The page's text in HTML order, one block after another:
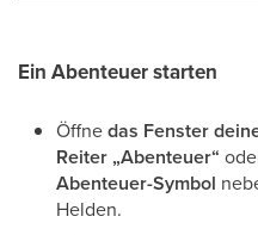
Ein Abenteuer starten
Öffnedas Fenster
Reiter „Abenteuer“
Abenteuer-Symbol
Helden.